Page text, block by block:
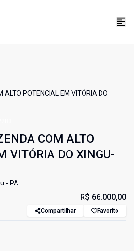
ALTO POTENCIAL EM VITÓRIA DO
COM ALTO
VITÓRIA DO XINGU-
- PA
R$ 66.000,00
Compartilhar Favorito